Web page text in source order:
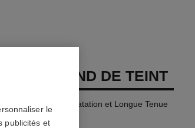
FOND DE TEINT
Mine Naturelle Hydratation et Longue Tenue
le
publicités et